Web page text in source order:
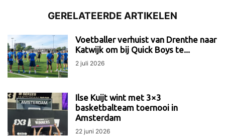
GERELATEERDE ARTIKELEN
Voetballer verhuist van Drenthe naar
Katwijk om bij Quick Boys te...
2 juli 2026
Ilse Kuijt wint met 3×3
basketbalteam toernooi in
Amsterdam
22 juni 2026